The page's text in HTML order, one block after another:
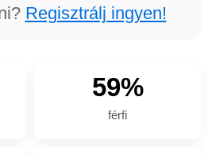
Regisztrálj ingyen!
59%
férfi